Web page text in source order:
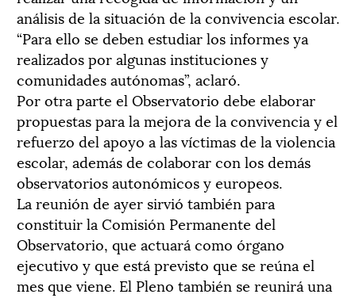
análisis de la situación de la convivencia escolar.
“Para ello se deben estudiar los informes ya
realizados por algunas instituciones y
comunidades autónomas”, aclaró.
Por otra parte el Observatorio debe elaborar
propuestas para la mejora de la convivencia y el
refuerzo del apoyo a las víctimas de la violencia
escolar, además de colaborar con los demás
observatorios autonómicos y europeos.
La reunión de ayer sirvió también para
constituir la Comisión Permanente del
Observatorio, que actuará como órgano
ejecutivo y que está previsto que se reúna el
mes que viene. El Pleno también se reunirá una